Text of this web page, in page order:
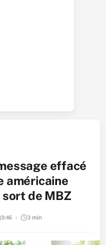
effacé
américaine
de MBZ
3 min